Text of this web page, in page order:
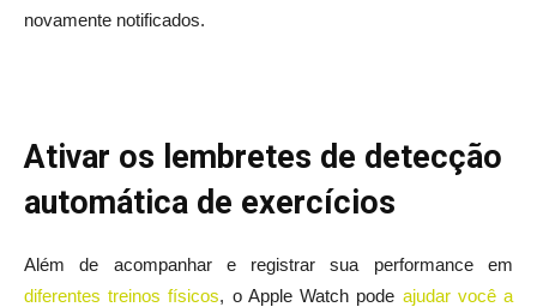
novamente notificados.
Ativar os lembretes de detecção
automática de exercícios
Além de acompanhar e registrar sua performance em
diferentes treinos físicos, o Apple Watch pode ajudar você a